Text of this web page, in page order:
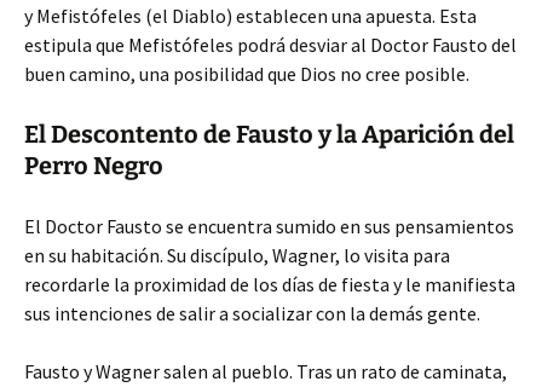
y Mefistófeles (el Diablo) establecen una apuesta. Esta
estipula que Mefistófeles podrá desviar al Doctor Fausto del
buen camino, una posibilidad que Dios no cree posible.
El Descontento de Fausto y la Aparición del
Perro Negro
El Doctor Fausto se encuentra sumido en sus pensamientos
en su habitación. Su discípulo, Wagner, lo visita para
recordarle la proximidad de los días de fiesta y le manifiesta
sus intenciones de salir a socializar con la demás gente.
Fausto y Wagner salen al pueblo. Tras un rato de caminata,